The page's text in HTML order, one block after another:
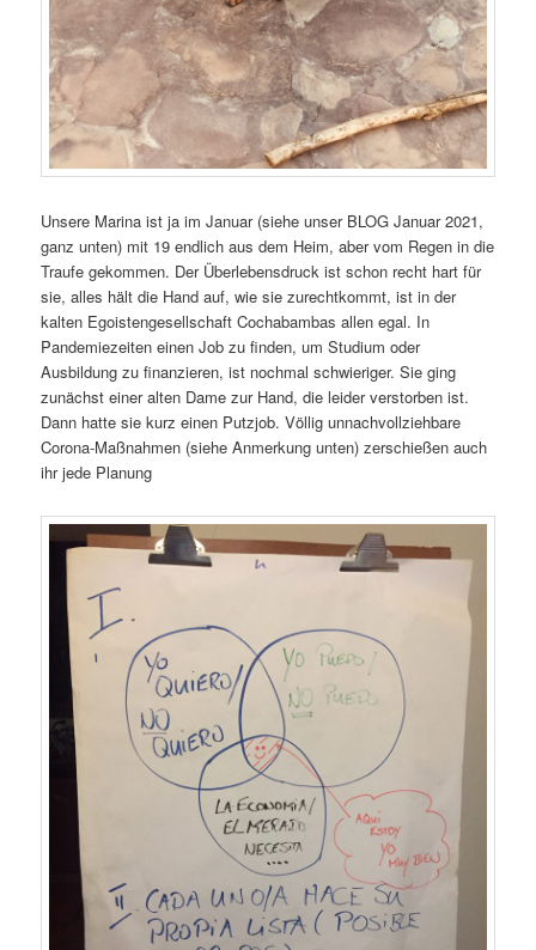
Unsere Marina ist ja im Januar (siehe unser BLOG Januar 2021,
ganz unten) mit 19 endlich aus dem Heim, aber vom Regen in die
Traufe gekommen. Der Überlebensdruck ist schon recht hart für
sie, alles hält die Hand auf, wie sie zurechtkommt, ist in der
kalten Egoistengesellschaft Cochabambas allen egal. In
Pandemiezeiten einen Job zu finden, um Studium oder
Ausbildung zu finanzieren, ist nochmal schwieriger. Sie ging
zunächst einer alten Dame zur Hand, die leider verstorben ist.
Dann hatte sie kurz einen Putzjob. Völlig unnachvollziehbare
Corona-Maßnahmen (siehe Anmerkung unten) zerschießen auch
ihr jede Planung